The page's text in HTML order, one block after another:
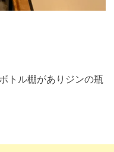
トル棚がありジンの瓶